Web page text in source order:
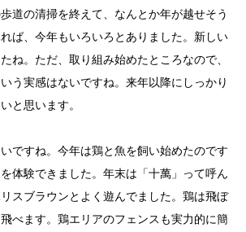
道の清掃を終えて、なんとか年が越せそう
ば、今年もいろいろとありました。新しい
ね。ただ、取り組み始めたところなので、
う実感はないですね。来年以降にしっかり
と思います。
ですね。今年は鶏と魚を飼い始めたのです
体験できました。年末は「十萬」って呼ん
スブラウンとよく遊んでました。鶏は飛ぼ
べます。鶏エリアのフェンスも実力的に簡